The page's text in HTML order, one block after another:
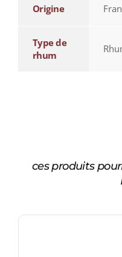
Origine
Type de
rhum
ces produits